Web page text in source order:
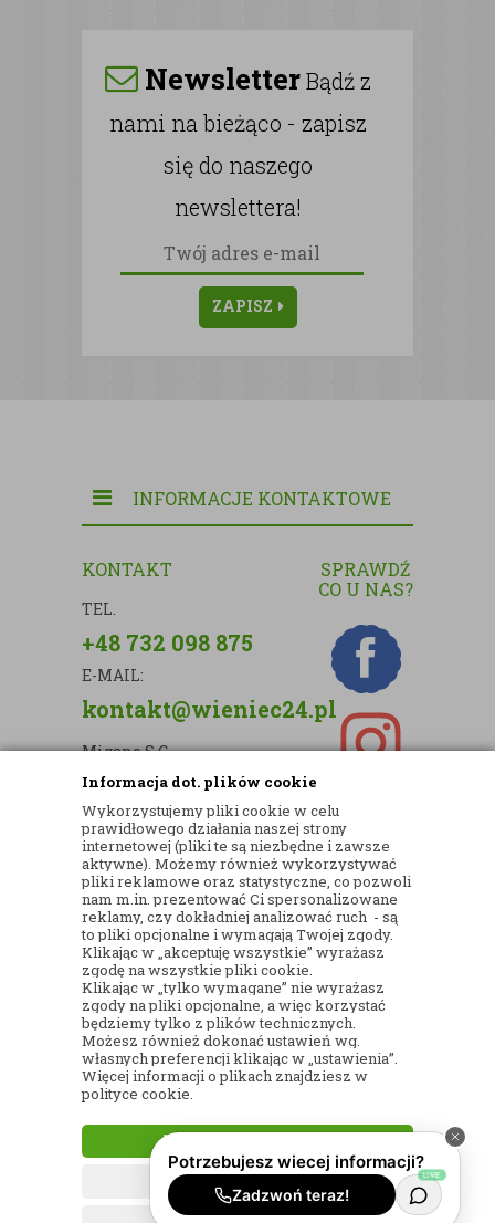
Informacja dot. plików cookie
Wykorzystujemy pliki cookie w celu
prawidłowego działania naszej strony
internetowej (pliki te są niezbędne i zawsze
aktywne). Możemy również wykorzystywać
pliki reklamowe oraz statystyczne, co pozwoli
nam m.in. prezentować Ci spersonalizowane
reklamy, czy dokładniej analizować ruch - są
to pliki opcjonalne i wymagają Twojej zgody.
Klikając w „akceptuję wszystkie” wyrażasz
zgodę na wszystkie pliki cookie.
Klikając w „tylko wymagane” nie wyrażasz
zgody na pliki opcjonalne, a więc korzystać
będziemy tylko z plików technicznych.
Możesz również dokonać ustawień wg.
własnych preferencji klikając w „ustawienia”.
Więcej informacji o plikach znajdziesz w
polityce cookie.
AKCEPTUJĘ WSZYSTKIE
TYLKO WYMAGANE
NewsletterBądź z
nami na bieżąco - zapisz
się do naszego
newslettera!
ZAPISZ
INFORMACJE KONTAKTOWE
KONTAKT
TEL.
+48 732 098 875
E-MAIL:
kontakt@wieniec24.pl
Migano S.C.
ul. Kartograficzna 88c/m33
03-290 Warszawa
NIP: 5242813637
REGON: 365874905
Nr konta (mBank):
36 1140 2004 0000 3902 8144 2737
SPRAWDŹ
CO U NAS?
© 2017KWIACIARNIA INTERNETOWA
WIENIEC24– WIĄZANKI I WIEŃCE POGRZEBOWE
| WSZELKIE PRAWA ZASTRZEŻONE
PROJEKT I OPROGRAMOWANIE SKLEPU: EBEXO